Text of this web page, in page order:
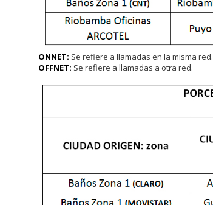
ONNET: Se refiere a llamadas en la misma red.
OFFNET: Se refiere a llamadas a otra red.